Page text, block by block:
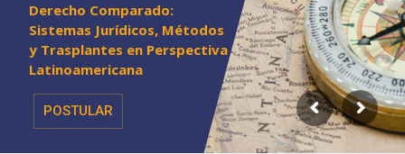
POSTULAR
Derecho Comparado:
Sistemas Jurídicos, Métodos
y Trasplantes en Perspectiva
Latinoamericana